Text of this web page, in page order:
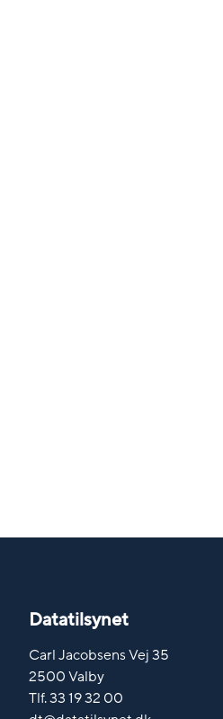
Datatilsynet
Carl Jacobsens Vej 35
2500 Valby
Tlf. 33 19 32 00